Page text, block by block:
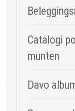
Catalogi
munten
Davo